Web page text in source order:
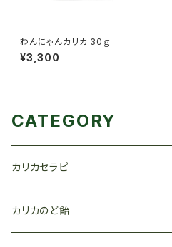
わんにゃんカリカ 30ｇ
¥3,300
CATEGORY
カリカセラピ
カリカのど飴